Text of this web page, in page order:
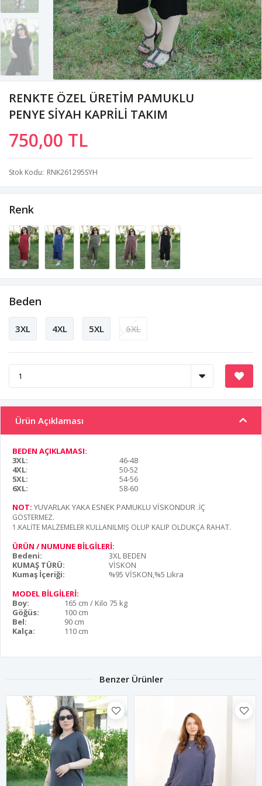
RENKTE ÖZEL ÜRETİM PAMUKLU
PENYE SİYAH KAPRİLİ TAKIM
750,00 TL
Stok Kodu RNK261295SYH
Renk
Beden
3XL 4XL 5XL 6XL
Ürün Açıklaması
BEDEN AÇIKLAMASI:
3XL:
46-48
4XL:
50-52
5XL:
54-56
6XL:
58-60
NOT: YUVARLAK YAKA ESNEK PAMUKLU VİSKONDUR .İÇ
GÖSTERMEZ.
1.KALİTE MALZEMELER KULLANILMIŞ OLUP KALIP OLDUKÇA RAHAT.
ÜRÜN / NUMUNE BİLGİLERİ:
Bedeni:
3XL BEDEN
KUMAŞ TÜRÜ:
VİSKON
Kumaş İçeriği:
%95 VİSKON,%5 Likra
MODEL BİLGİLERİ:
Boy:
165 cm / Kilo 75 kg
Göğüs:
100 cm
Bel:
90 cm
Kalça:
110 cm
Benzer Ürünler